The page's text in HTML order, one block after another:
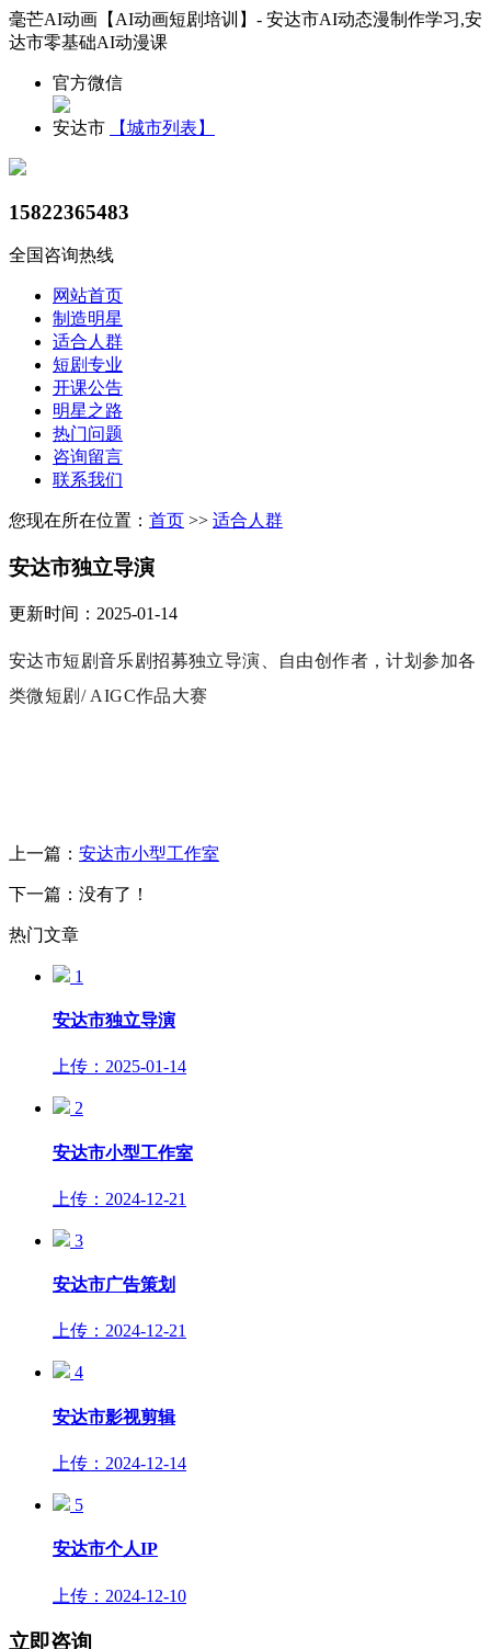
毫芒AI动画【AI动画短剧培训】- 安达市AI动态漫制作学习,安
达市零基础AI动漫课
官方微信
安达市 【城市列表】
15822365483
全国咨询热线
网站首页
制造明星
适合人群
短剧专业
开课公告
明星之路
热门问题
咨询留言
联系我们
您现在所在位置： 首页 >> 适合人群
安达市独立导演
更新时间：2025-01-14
安达市短剧音乐剧招募独立导演、自由创作者，计划参加各
类微短剧 / AIGC作品大赛
上一篇： 安达市小型工作室
下一篇：没有了！
热门文章
1
安达市独立导演
上传：2025-01-14
2
安达市小型工作室
上传：2024-12-21
3
安达市广告策划
上传：2024-12-21
4
安达市影视剪辑
上传：2024-12-14
5
安达市个人IP
上传：2024-12-10
立即咨询